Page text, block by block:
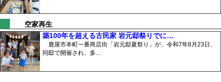
空家再生
築100年を超える古民家 岩元邸祭りでに…
鹿屋市本町一番商店街「岩元邸夏祭り」が、令和7年8月23日、
同邸で開催され、多…